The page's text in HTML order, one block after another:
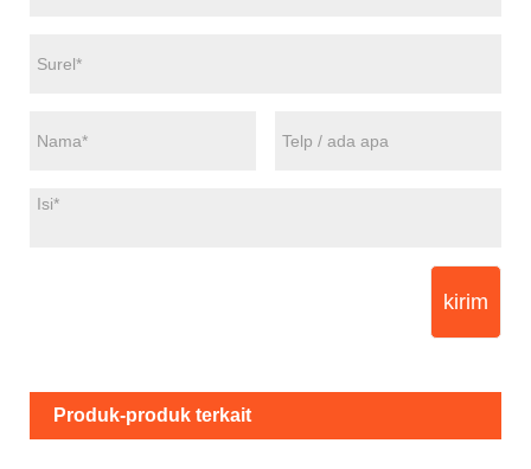
kirim
Produk-produk terkait